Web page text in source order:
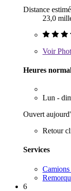
Distance
23,0
Voir
Heures
Lun -
Ouvert
Retour
Services
Camions
6